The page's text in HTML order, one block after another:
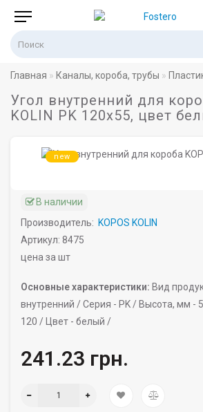
Главная Каналы, короба, трубы
Угол внутренний для
KOLIN PK 120х55, цвет
new
В наличии
Производитель: KOPOS KOLIN
Артикул: 8475
цена за шт
Основные характеристики: Вид
внутренний /Серия - PK / Высота, мм -
120 / Цвет - белый /
241.23 грн.